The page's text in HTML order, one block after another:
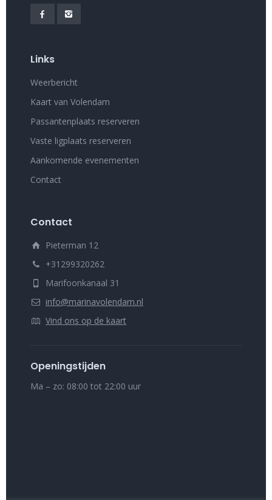
Links
Weerbericht
Kaart van Volendam
Passantenplaats reserveren
Vaste ligplaats reserveren
Aankomende evenementen
Contact
Contact
Pieterman 12
+31299320262
Marifoonkanaal 31
info@marinavolendam.nl
Vind ons op de kaart
Openingstijden
Ma – zo: 08:00 tot 22:00 uur